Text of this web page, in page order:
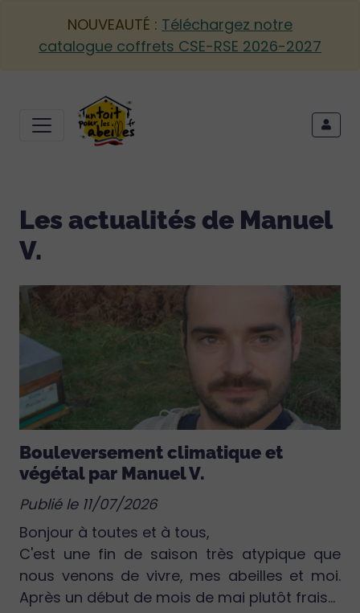
NOUVEAUTÉ : Téléchargez notre
catalogue coffrets CSE-RSE 2026-2027
Les actualités de Manuel
V.
Bouleversement climatique et
végétal par Manuel V.
Publié le 11/07/2026
Bonjour à toutes et à tous,
C'est une fin de saison très atypique que
nous venons de vivre, mes abeilles et moi.
Après un début de mois de mai plutôt frais...